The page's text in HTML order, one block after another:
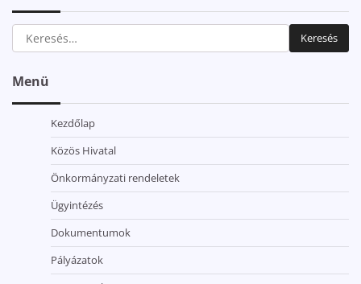
Keresés:
Menü
Kezdőlap
Közös Hivatal
Önkormányzati rendeletek
Ügyintézés
Dokumentumok
Pályázatok